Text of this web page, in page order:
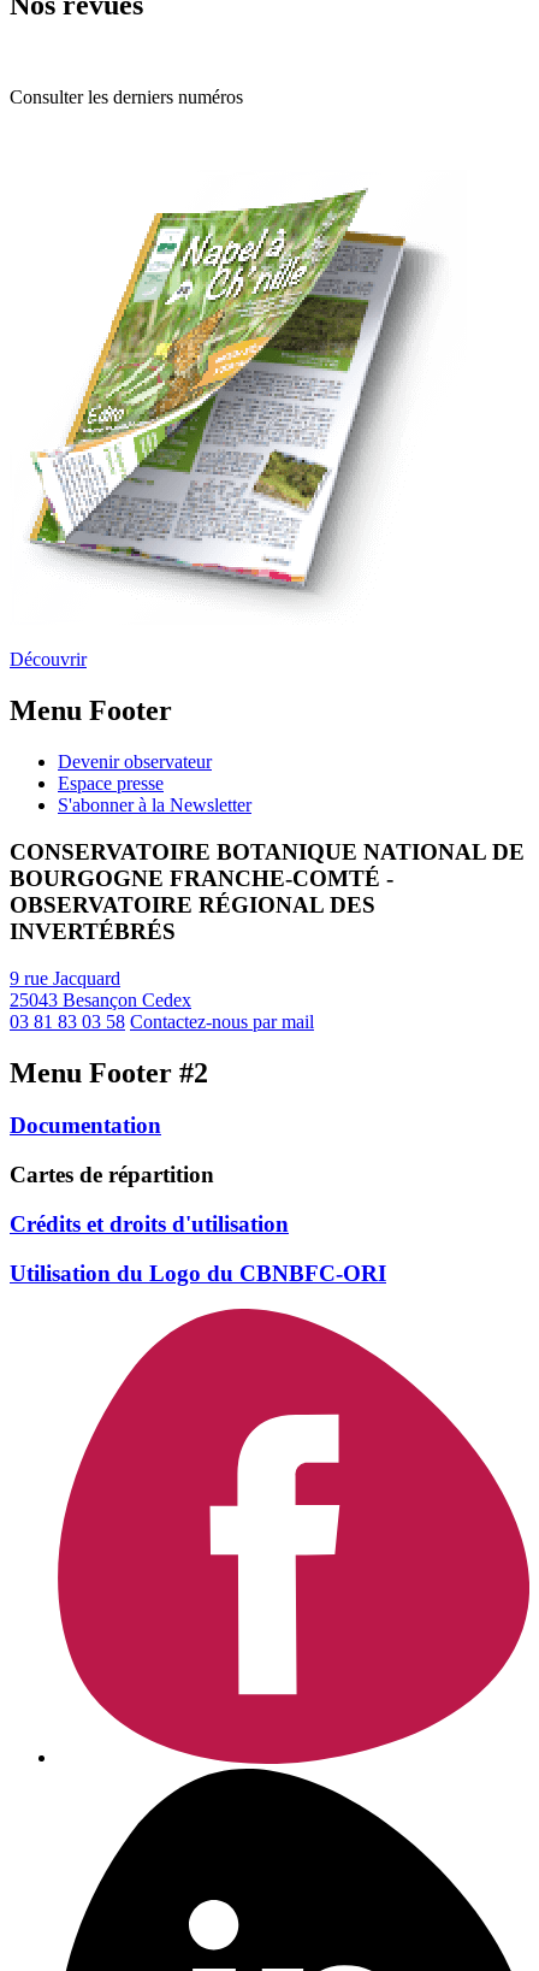
Consulter les derniers numéros
Découvrir
Menu Footer
Devenir observateur
Espace presse
S'abonner à la Newsletter
CONSERVATOIRE BOTANIQUE NATIONAL DE
BOURGOGNE FRANCHE-COMTÉ -
OBSERVATOIRE RÉGIONAL DES
INVERTÉBRÉS
9 rue Jacquard
25043 Besançon Cedex
03 81 83 03 58 Contactez-nous par mail
Menu Footer #2
Documentation
Cartes de répartition
Crédits et droits d'utilisation
Utilisation du Logo du CBNBFC-ORI